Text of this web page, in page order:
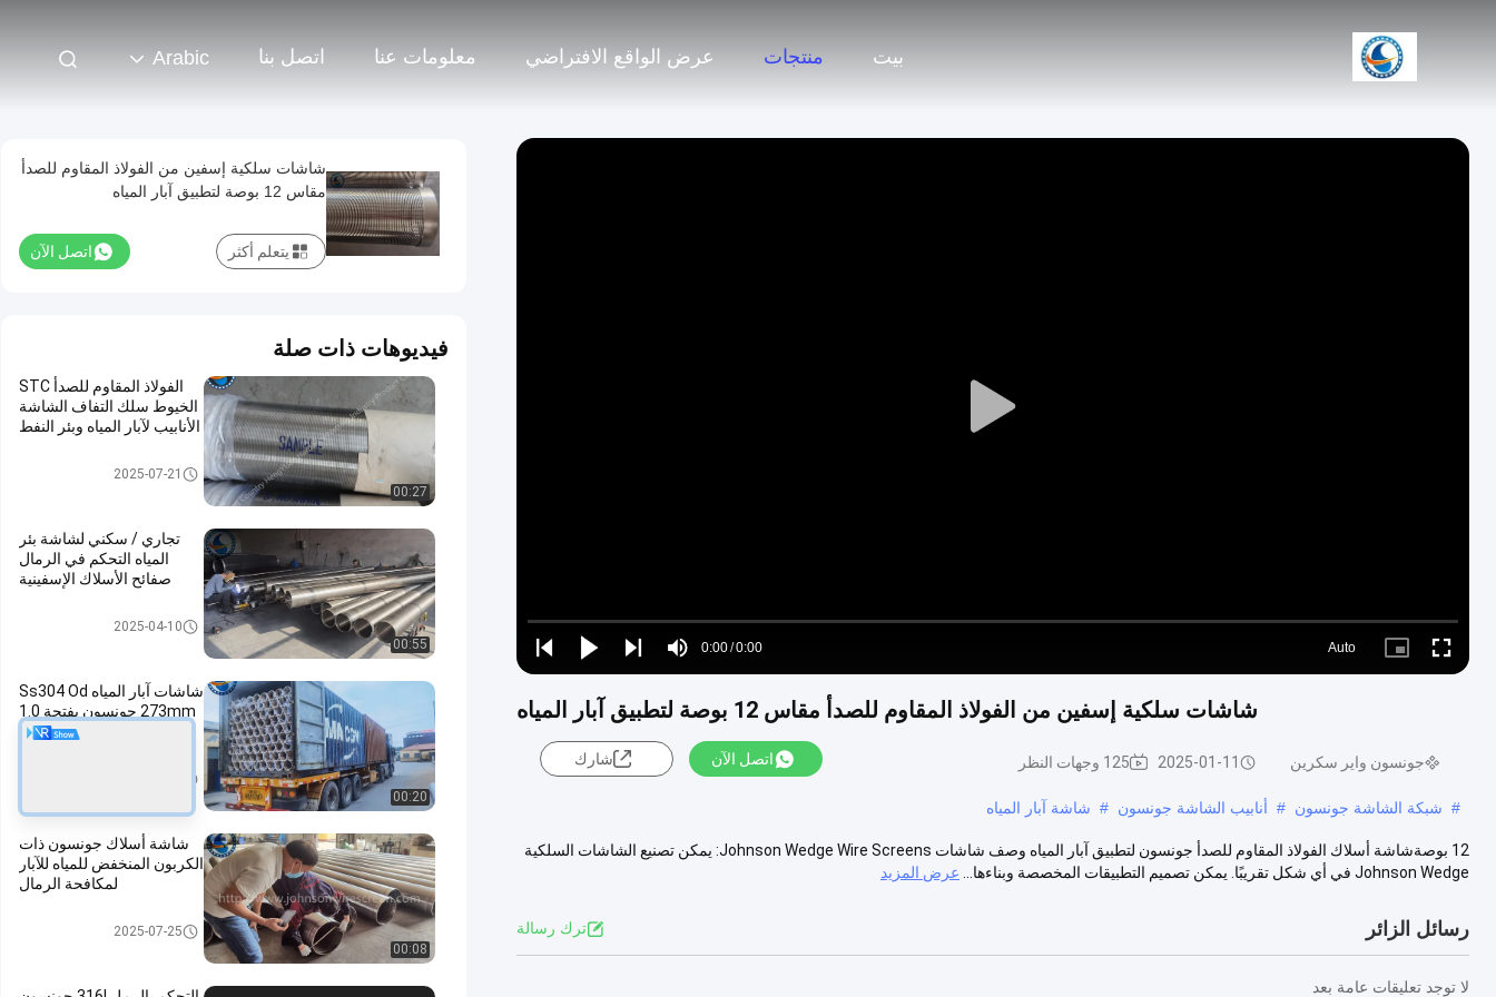
بيت منتجات عرض الواقع الافتراضي معلومات عنا اتصل بنا Arabic
Play
Play
Play
Play
Mute
Time
0:00/0:00
Loaded:
0%
Auto
Picture- Fullscreen
شاشات سلكية إسفين من الفولاذ المقاوم للصدأ مقاس 12 بوصة لتطبيق آبار المياه
جونسون واير سكرين 2025-01-11 125 وجهات النظر اتصل الآن شارك
# شبكة الشاشة جونسون # أنابيب الشاشة جونسون # شاشة آبار المياه
12 بوصةشاشة أسلاك الفولاذ المقاوم للصدأ جونسون لتطبيق آبار المياه وصف شاشات Johnson Wedge Wire Screens: يمكن تصنيع الشاشات السلكية
Johnson Wedge في أي شكل تقريبًا. يمكن تصميم التطبيقات المخصصة وبناءها...
عرض المزيد
رسائل الزائر ترك رسالة
لا توجد تعليقات عامة بعد
شاشات سلكية إسفين من الفولاذ المقاوم للصدأ
مقاس 12 بوصة لتطبيق آبار المياه
اتصل الآن يتعلم أكثر
فيديوهات ذات صلة
00:27
الفولاذ المقاوم للصدأ STC
الخيوط سلك التفاف الشاشة
الأنابيب لآبار المياه وبئر النفط
جونسون واير سكرين2025-07-21
00:55
تجاري / سكني لشاشة بئر
المياه التحكم في الرمال
صفائح الأسلاك الإسفينية
جونسون واير سكرين2025-04-10
00:20
شاشات آبار المياه Ss304 Od
273mm جونسون بفتحة 1.0
مم للتحكم في الرمال
00:08
شاشة أسلاك جونسون ذات
الكربون المنخفض للمياه للآبار
لمكافحة الرمال
جونسون واير سكرين2025-07-25